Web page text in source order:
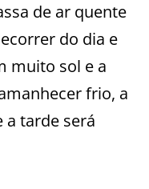
de ar quente
do dia e
muito sol e a
frio, a
tarde será